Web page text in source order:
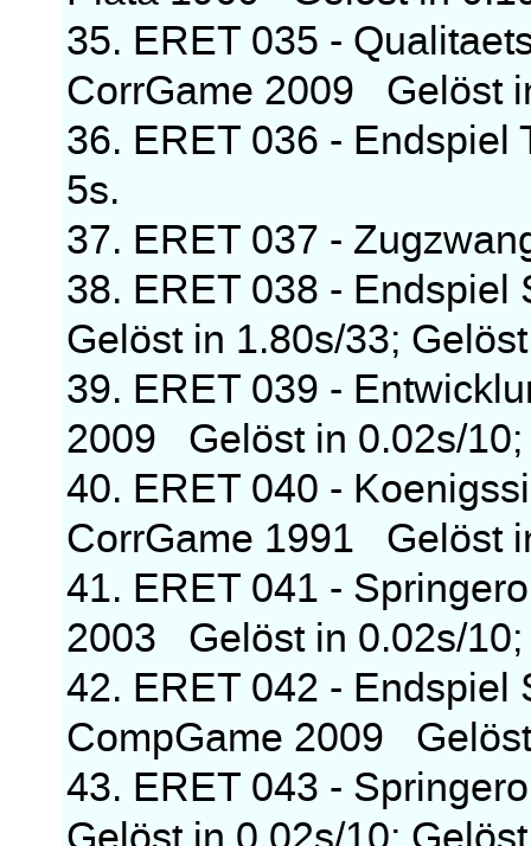
35. ERET 035 -
CorrGame 2009 Gelöst
36. ERET 036 -
5s.
37. ERET 037 -
38. ERET 038 -
Gelöst in 1.80s/33;
39. ERET 039 -
2009 Gelöst in 0.02s/10;
40. ERET 040 -
CorrGame 1991 Gelöst
41. ERET 041 -
2003 Gelöst in 0.02s/10;
42. ERET 042 -
CompGame 2009
43. ERET 043 -